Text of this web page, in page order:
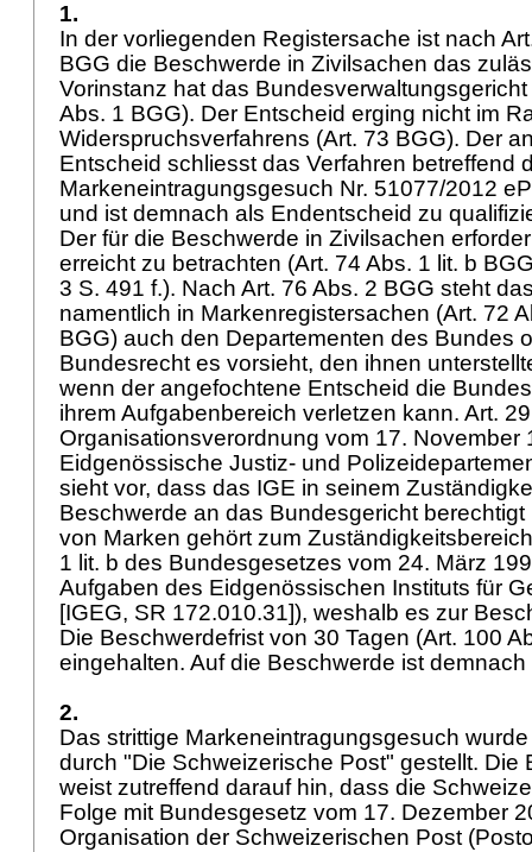
1.
In der vorliegenden Registersache ist nach
BGG die Beschwerde in Zivilsachen das
Vorinstanz hat das
Abs. 1 BGG). Der Entscheid erging nicht im
Widerspruchsverfahrens (Art. 73 BGG). Der
Entscheid schliesst das Verfahren betreffend
Markeneintragungsgesuch Nr. 51077/2012
und ist demnach als Endentscheid zu
Der für die Beschwerde in Zivilsachen
erreicht zu betrachten (Art. 74 Abs. 1 lit. b
3 S. 491 f.). Nach Art. 76 Abs. 2 BGG steht
namentlich in Markenregistersachen (Art. 72
BGG) auch den Departementen des Bundes
Bundesrecht es vorsieht, den ihnen
wenn der angefochtene Entscheid die
ihrem Aufgabenbereich verletzen kann. Art.
Organisationsverordnung vom 17. November
Eidgenössische Justiz- und
sieht vor, dass das IGE in seinem
Beschwerde an das Bundesgericht berechtigt
von Marken gehört zum
1 lit. b des Bundesgesetzes vom 24. März
Aufgaben des Eidgenössischen Instituts für
[IGEG, SR 172.010.31]), weshalb es zur
Die Beschwerdefrist von 30 Tagen (Art. 100
eingehalten. Auf die Beschwerde ist
2.
Das strittige Markeneintragungsgesuch
durch "Die Schweizerische Post" gestellt. Die
weist zutreffend darauf hin, dass die
Folge mit Bundesgesetz vom 17. Dezember
Organisation der Schweizerischen Post